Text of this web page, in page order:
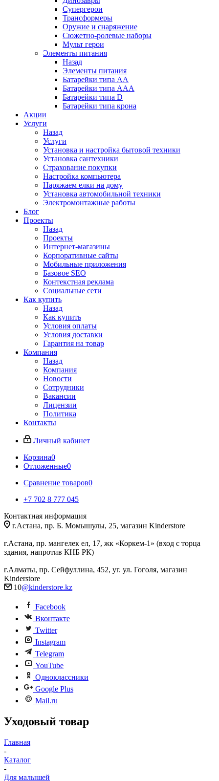
Супергерои
Трансформеры
Оружие и снаряжение
Сюжетно-ролевые наборы
Мульт герои
Элементы питания
Назад
Элементы питания
Батарейки типа АА
Батарейки типа ААА
Батарейки типа D
Батарейки типа крона
Акции
Услуги
Назад
Услуги
Установка и настройка бытовой техники
Установка сантехники
Страхование покупки
Настройка компьютера
Наряжаем елки на дому
Установка автомобильной техники
Электромонтажные работы
Блог
Проекты
Назад
Проекты
Интернет-магазины
Корпоративные сайты
Мобильные приложения
Базовое SEO
Контекстная реклама
Социальные сети
Как купить
Назад
Как купить
Условия оплаты
Условия доставки
Гарантия на товар
Компания
Назад
Компания
Новости
Сотрудники
Вакансии
Лицензии
Политика
Контакты
Личный кабинет
Корзина0
Отложенные0
Сравнение товаров0
+7 702 8 777 045
Контактная информация
г.Астана, пр. Б. Момышулы, 25, магазин Kinderstore
г.Астана, пр. мангелек ел, 17, жк «Коркем-1» (вход с торца
здания, напротив КНБ РК)
г.Алматы, пр. Сейфуллина, 452, уг. ул. Гоголя, магазин
Kinderstore
10@kinderstore.kz
Facebook
Вконтакте
Twitter
Instagram
Telegram
YouTube
Одноклассники
Google Plus
Mail.ru
Уходовый товар
Главная
-
Каталог
-
Для малышей